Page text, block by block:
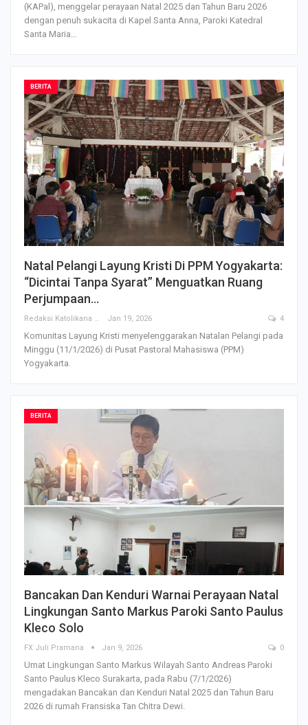
(KAPal), menggelar perayaan Natal 2025 dan Tahun Baru 2026
dengan penuh sukacita di Kapel Santa Anna, Paroki Katedral
Santa Maria…
BERITA
Natal Pelangi Layung Kristi Di PPM Yogyakarta:
“Dicintai Tanpa Syarat” Menguatkan Ruang
Perjumpaan…
Redaksi Katolikana Jan 19, 2026 4
Komunitas Layung Kristi menyelenggarakan Natalan Pelangi pada
Minggu (11/1/2026) di Pusat Pastoral Mahasiswa (PPM)
Yogyakarta.
BERITA
Bancakan Dan Kenduri Warnai Perayaan Natal
Lingkungan Santo Markus Paroki Santo Paulus
Kleco Solo
FX Juli Pramana Jan 9, 2026 0
Umat Lingkungan Santo Markus Wilayah Santo Andreas Paroki
Santo Paulus Kleco Surakarta, pada Rabu (7/1/2026)
mengadakan Bancakan dan Kenduri Natal 2025 dan Tahun Baru
2026 di rumah Fransiska Tan Chitra Dewi.